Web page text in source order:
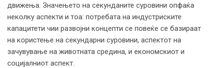
движења. Значењето на секунданите суровини опфаќа
неколку аспекти и тоа: потребата на индустриските
капацитети чии развојни концепти се повеќе се базираат
на користење на секундарни суровини, аспектот на
зачувување на животната средина, и економскиот и
социјалниот аспект.